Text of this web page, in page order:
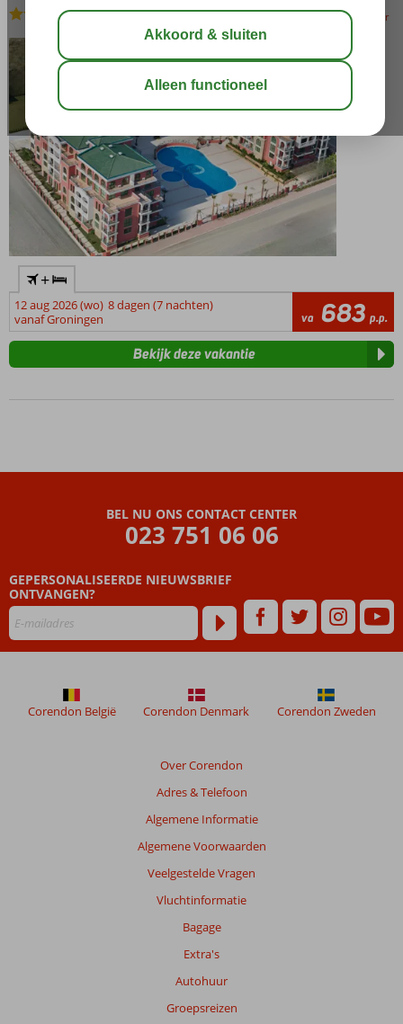
All Inclusive-Aparthotel bewaar
+
12 aug 2026 (wo) 8 dagen (7 nachten)
vanaf Groningen
va 683 p.p.
Bekijk deze vakantie
BEL NU ONS CONTACT CENTER
023 751 06 06
GEPERSONALISEERDE NIEUWSBRIEF
ONTVANGEN?
Over Corendon
Adres & Telefoon
Algemene Informatie
Algemene Voorwaarden
Veelgestelde Vragen
Vluchtinformatie
Bagage
Extra's
Autohuur
Groepsreizen
Corendon België Corendon Denmark Corendon Zweden